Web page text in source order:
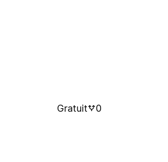
Gratuit 0